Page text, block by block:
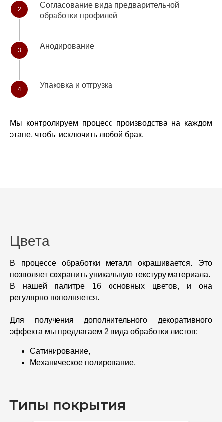
2
Согласование вида предварительной
обработки профилей
3 Анодирование
4 Упаковка и отгрузка
Мы контролируем процесс производства на каждом
этапе, чтобы исключить любой брак.
Цвета
В процессе обработки металл окрашивается. Это
позволяет сохранить уникальную текстуру материала.
В нашей палитре 16 основных цветов, и она
регулярно пополняется.
Для получения дополнительного декоративного
эффекта мы предлагаем 2 вида обработки листов:
Сатинирование,
Механическое полирование.
Типы покрытия